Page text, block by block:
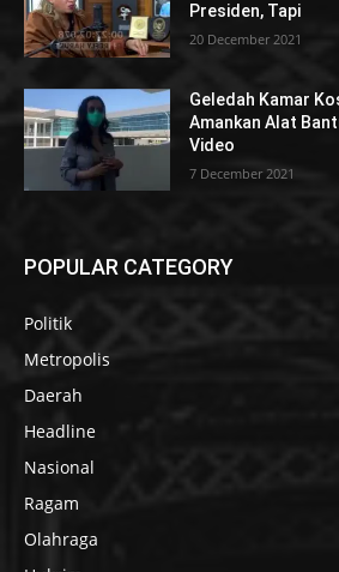
Presiden, Tapi
20 December 2021
Geledah Kamar
Amankan Alat
Video
7 December 2021
POPULAR CATEGORY
Politik
Metropolis
Daerah
Headline
Nasional
Ragam
Olahraga